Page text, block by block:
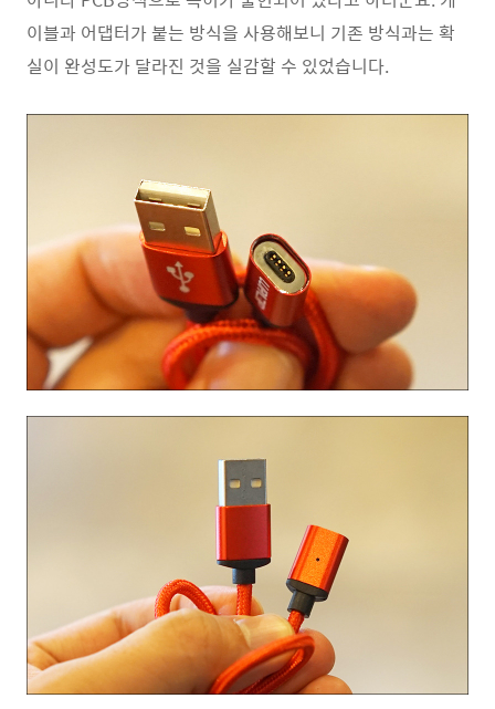
이블과 어댑터가 붙는 방식을 사용해보니 기존 방식과는 확
실이 완성도가 달라진 것을 실감할 수 있었습니다.